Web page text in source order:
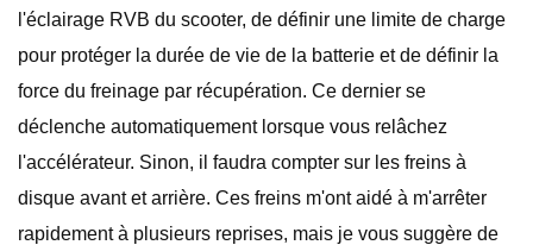
l'éclairage RVB du scooter, de définir une limite de charge
pour protéger la durée de vie de la batterie et de définir la
force du freinage par récupération. Ce dernier se
déclenche automatiquement lorsque vous relâchez
l'accélérateur. Sinon, il faudra compter sur les freins à
disque avant et arrière. Ces freins m'ont aidé à m'arrêter
rapidement à plusieurs reprises, mais je vous suggère de